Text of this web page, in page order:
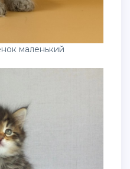
маленький